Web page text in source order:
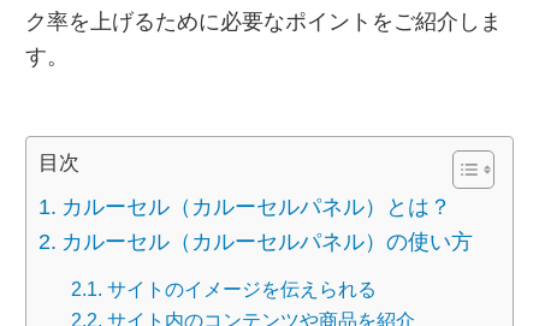
ク率を上げるために必要なポイントをご紹介しま
す。
目次
カルーセル（カルーセルパネル）とは？
カルーセル（カルーセルパネル）の使い方
サイトのイメージを伝えられる
サイト内のコンテンツや商品を紹介